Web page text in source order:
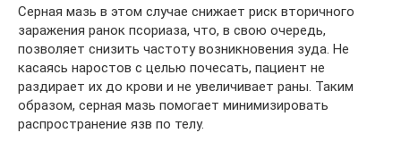
Серная мазь в этом случае снижает риск вторичного
заражения ранок псориаза, что, в свою очередь,
позволяет снизить частоту возникновения зуда. Не
касаясь наростов с целью почесать, пациент не
раздирает их до крови и не увеличивает раны. Таким
образом, серная мазь помогает минимизировать
распространение язв по телу.